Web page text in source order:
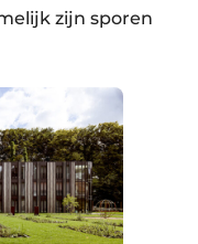
zijn sporen